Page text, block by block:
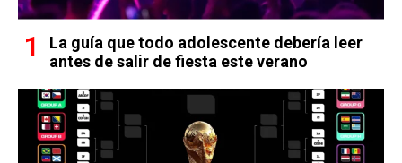
La guía que todo adolescente debería leer
antes de salir de fiesta este verano